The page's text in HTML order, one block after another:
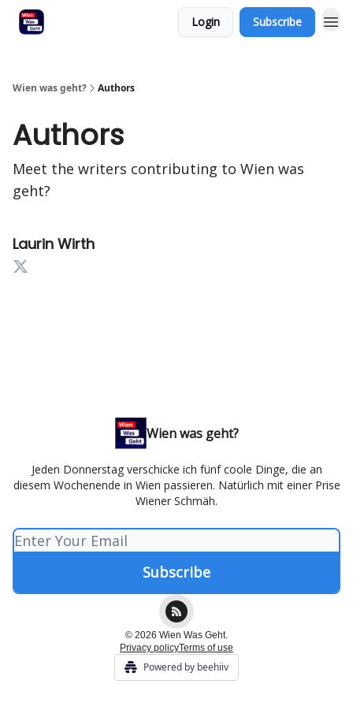
Login Subscribe
Wien was geht? Authors
Authors
Meet the writers contributing to Wien was
geht?
Laurin Wirth
Wien was geht?
Jeden Donnerstag verschicke ich fünf coole Dinge, die an
diesem Wochenende in Wien passieren. Natürlich mit einer Prise
Wiener Schmäh.
© 2026 Wien Was Geht.
Privacy policyTerms of use
Powered by beehiiv